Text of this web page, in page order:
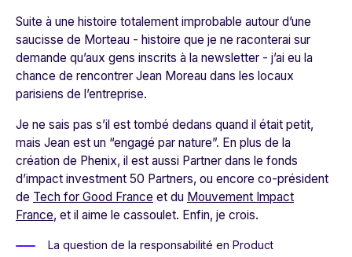
Suite à une histoire totalement improbable autour d’une
saucisse de Morteau - histoire que je ne raconterai sur
demande qu’aux gens inscrits à la newsletter - j’ai eu la
chance de rencontrer Jean Moreau dans les locaux
parisiens de l’entreprise.
Je ne sais pas s’il est tombé dedans quand il était petit,
mais Jean est un “engagé par nature”. En plus de la
création de Phenix, il est aussi Partner dans le fonds
d’impact investment 50 Partners, ou encore co-président
de Tech for Good France et du Mouvement Impact
France, et il aime le cassoulet. Enfin, je crois.
La question de la responsabilité en Product